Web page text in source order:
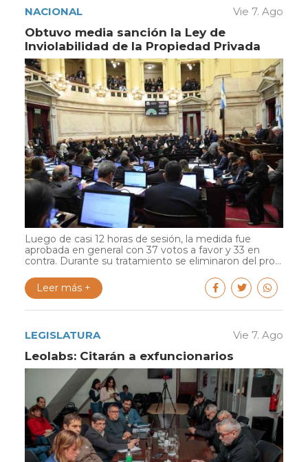
NACIONAL Vie 7. Ago
Obtuvo media sanción la Ley de
Inviolabilidad de la Propiedad Privada
Luego de casi 12 horas de sesión, la medida fue
aprobada en general con 37 votos a favor y 33 en
contra. Durante su tratamiento se eliminaron del pro...
Leer más +
LEGISLATURA Vie 7. Ago
Leolabs: Citarán a exfuncionarios